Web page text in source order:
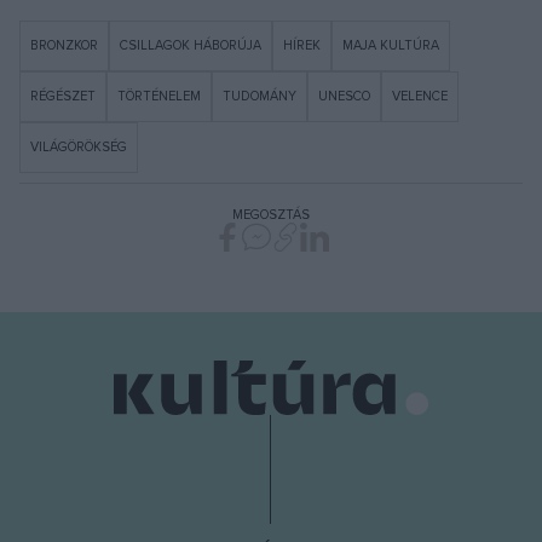
BRONZKOR CSILLAGOK HÁBORÚJA HÍREK MAJA KULTÚRA
RÉGÉSZET TÖRTÉNELEM TUDOMÁNY UNESCO VELENCE
VILÁGÖRÖKSÉG
MEGOSZTÁS